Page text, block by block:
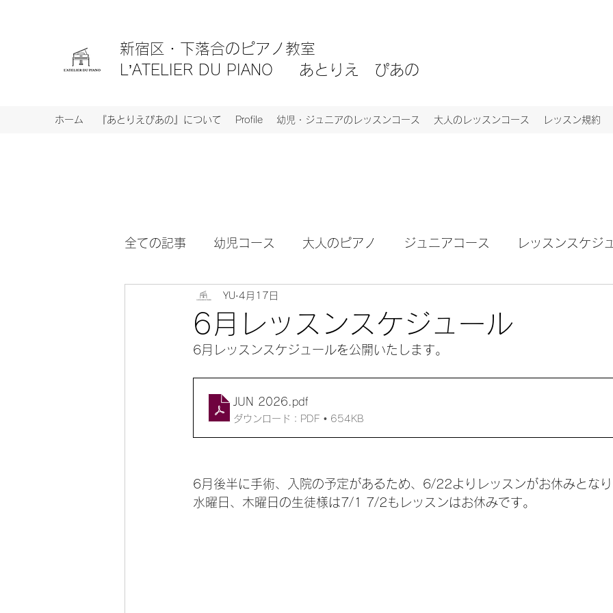
新宿区・
下落合のピアノ教室
L’ATELIER DU PIANO あとりえ ぴあの
ホーム 『あとりえぴあの』について Profile 幼児・ジュニアのレッスンコース 大人のレッスンコース レッスン規約
全ての記事 幼児コース 大人のピアノ ジュニアコース レッスンスケジ
レッスンコース イベント
6月レッスンスケジュール
YU 4月17日
6月レッスンスケジュールを公開いたします。
JUN 2026 .pdf
ダウンロード：PDF • 654KB
6月後半に手術、入院の予定があるため、6/22よりレッスンがお休みとな
水曜日、木曜日の生徒様は7/1 7/2もレッスンはお休みです。